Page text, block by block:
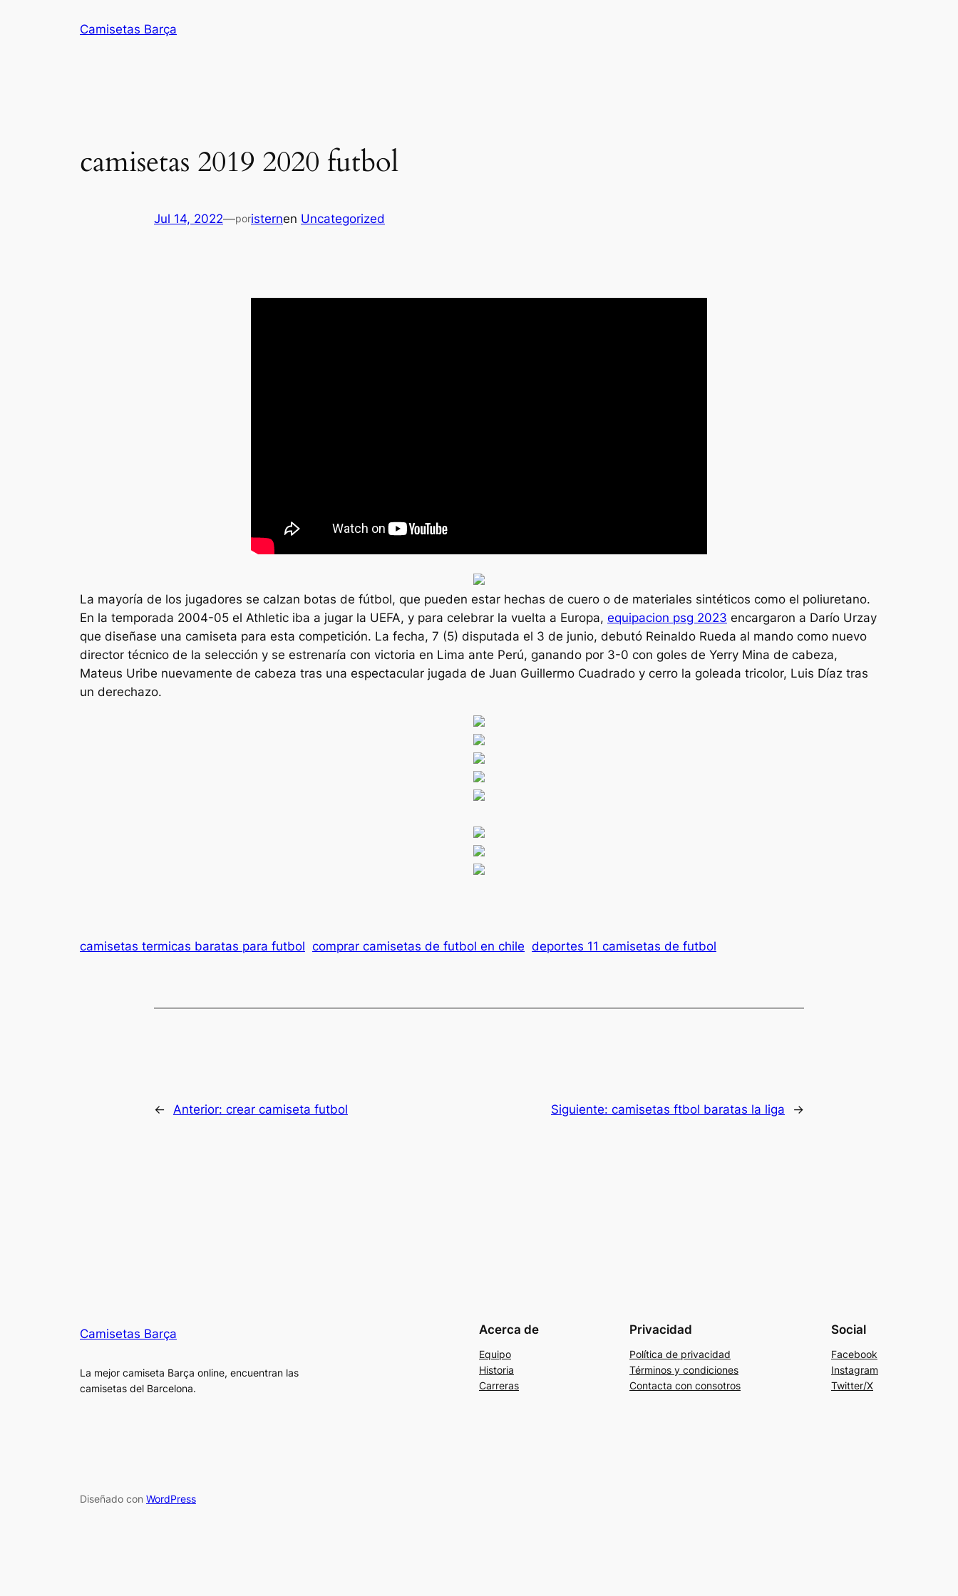
Camisetas Barça
camisetas 2019 2020 futbol
Jul 14, 2022—poristernen Uncategorized
La mayoría de los jugadores se calzan botas de fútbol, que pueden estar hechas de cuero o de materiales sintéticos como el poliuretano.
En la temporada 2004-05 el Athletic iba a jugar la UEFA, y para celebrar la vuelta a Europa, equipacion psg 2023 encargaron a Darío Urzay
que diseñase una camiseta para esta competición. La fecha, 7 (5) disputada el 3 de junio, debutó Reinaldo Rueda al mando como nuevo
director técnico de la selección y se estrenaría con victoria en Lima ante Perú, ganando por 3-0 con goles de Yerry Mina de cabeza,
Mateus Uribe nuevamente de cabeza tras una espectacular jugada de Juan Guillermo Cuadrado y cerro la goleada tricolor, Luis Díaz tras
un derechazo.
camisetas termicas baratas para futbol comprar camisetas de futbol en chile deportes 11 camisetas de futbol
← Anterior: crear camiseta futbol Siguiente: camisetas ftbol baratas la liga →
Camisetas Barça
La mejor camiseta Barça online, encuentran las
camisetas del Barcelona.
Acerca de
Equipo
Historia
Carreras
Privacidad
Política de privacidad
Términos y condiciones
Contacta con consotros
Social
Facebook
Instagram
Twitter/X
Diseñado con WordPress